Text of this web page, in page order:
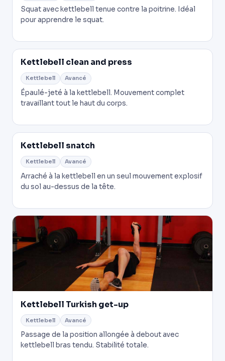
Squat avec kettlebell tenue contre la poitrine. Idéal
pour apprendre le squat.
Kettlebell clean and press
Kettlebell Avancé
Épaulé-jeté à la kettlebell. Mouvement complet
travaillant tout le haut du corps.
Kettlebell snatch
Kettlebell Avancé
Arraché à la kettlebell en un seul mouvement explosif
du sol au-dessus de la tête.
Kettlebell Turkish get-up
Kettlebell Avancé
Passage de la position allongée à debout avec
kettlebell bras tendu. Stabilité totale.